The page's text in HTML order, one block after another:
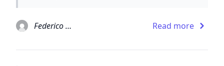
Federico Moccia Read more